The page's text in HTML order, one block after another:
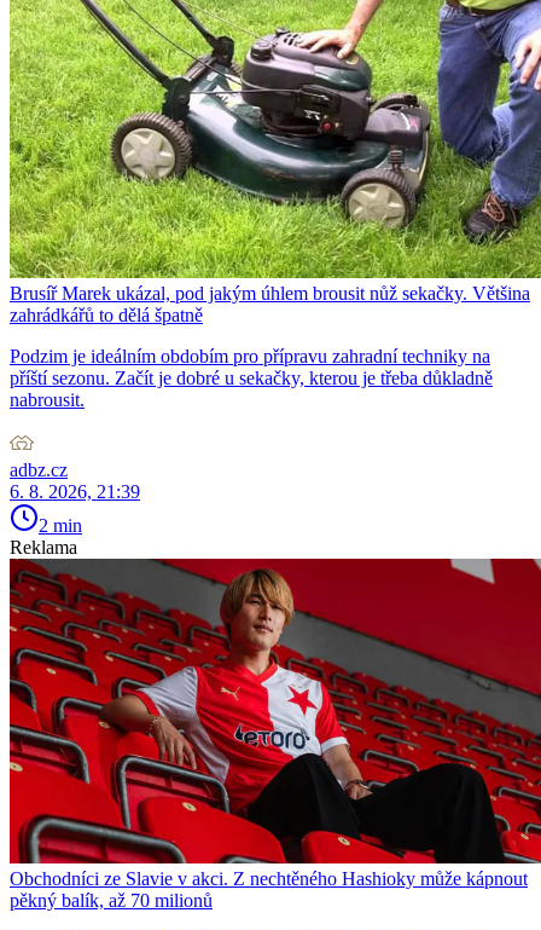
Brusíř Marek ukázal, pod jakým úhlem brousit nůž sekačky. Většina
zahrádkářů to dělá špatně
Podzim je ideálním obdobím pro přípravu zahradní techniky na
příští sezonu. Začít je dobré u sekačky, kterou je třeba důkladně
nabrousit.
adbz.cz
6. 8. 2026, 21:39
2 min
Reklama
Obchodníci ze Slavie v akci. Z nechtěného Hashioky může kápnout
pěkný balík, až 70 milionů